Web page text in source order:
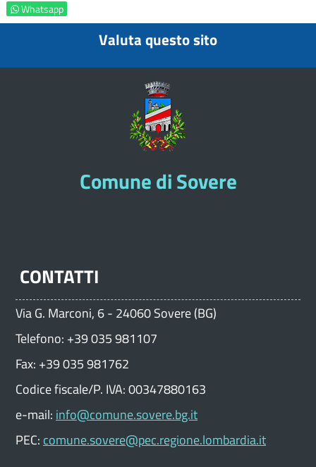
Whatsapp
Valuta questo sito
Comune di Sovere
CONTATTI
Via G. Marconi, 6 - 24060 Sovere (BG)
Telefono: +39 035 981107
Fax: +39 035 981762
Codice fiscale/P. IVA: 00347880163
e-mail: info@comune.sovere.bg.it
PEC: comune.sovere@pec.regione.lombardia.it